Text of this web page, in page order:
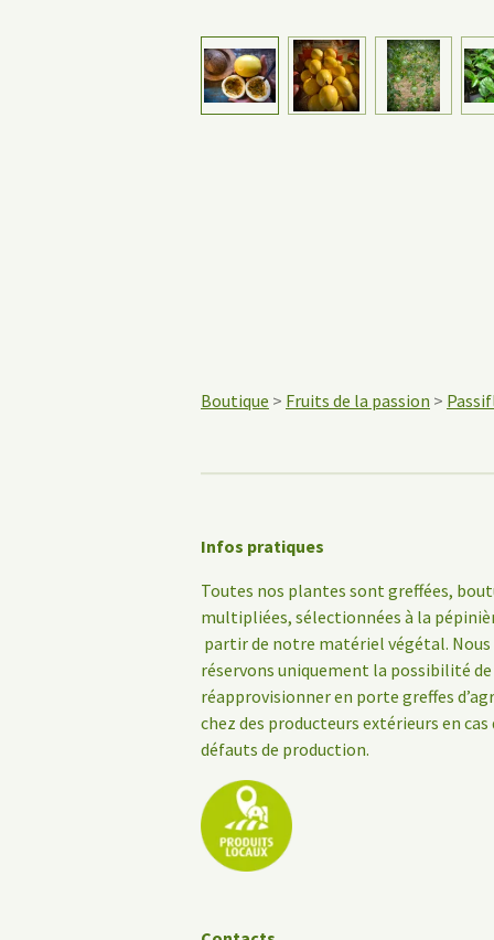
Boutique > Fruits de la passion >
Infos pratiques
Toutes nos plantes sont greffées,
multipliées, sélectionnées à la
partir de notre matériel végétal. Nous
réservons uniquement la possibilité
réapprovisionner en porte greffes
chez des producteurs extérieurs en cas
défauts de production.